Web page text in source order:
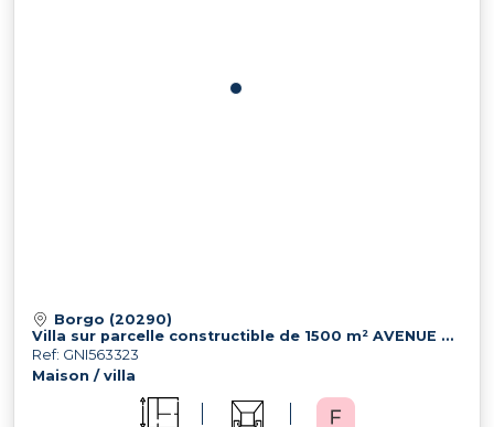
Borgo (20290)
Villa sur parcelle constructible de 1500 m² AVENUE DE BORGO
Ref: GNI563323
Maison / villa